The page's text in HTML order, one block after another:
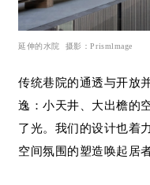
延伸的水院 摄影 ：Prismlmage
传统巷院的通透与开放
逸：小天井、大出檐的
了光。我们的设计也着
空间氛围的塑造唤起居